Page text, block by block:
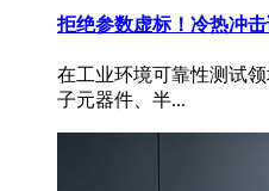
拒绝参数虚标！冷热冲
在工业环境可靠性测试
子元器件、半...